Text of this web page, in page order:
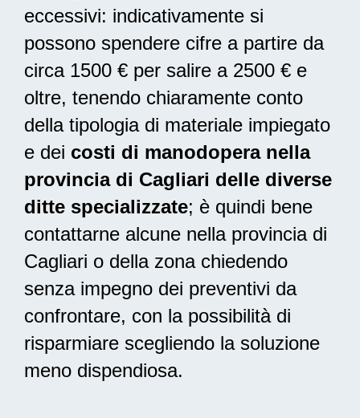
eccessivi: indicativamente si
possono spendere cifre a partire da
circa 1500 € per salire a 2500 € e
oltre, tenendo chiaramente conto
della tipologia di materiale impiegato
e dei costi di manodopera nella
provincia di Cagliari delle diverse
ditte specializzate; è quindi bene
contattarne alcune nella provincia di
Cagliari o della zona chiedendo
senza impegno dei preventivi da
confrontare, con la possibilità di
risparmiare scegliendo la soluzione
meno dispendiosa.